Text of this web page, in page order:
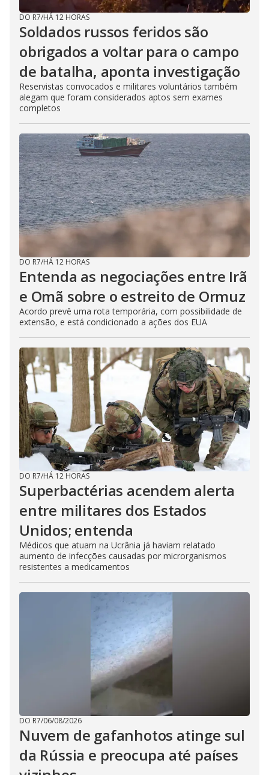
DO R7/HÁ 12 HORAS
Soldados russos feridos são
obrigados a voltar para o campo
de batalha, aponta investigação
Reservistas convocados e militares voluntários também
alegam que foram considerados aptos sem exames
completos
DO R7/HÁ 12 HORAS
Entenda as negociações entre Irã
e Omã sobre o estreito de Ormuz
Acordo prevê uma rota temporária, com possibilidade de
extensão, e está condicionado a ações dos EUA
DO R7/HÁ 12 HORAS
Superbactérias acendem alerta
entre militares dos Estados
Unidos; entenda
Médicos que atuam na Ucrânia já haviam relatado
aumento de infecções causadas por microrganismos
resistentes a medicamentos
DO R7/06/08/2026
Nuvem de gafanhotos atinge sul
da Rússia e preocupa até países